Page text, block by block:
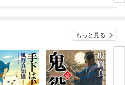
ト
もっと見る